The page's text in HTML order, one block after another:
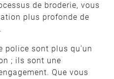
de broderie, vous
plus profonde de
police sont plus qu'un
; ils sont une
Que vous